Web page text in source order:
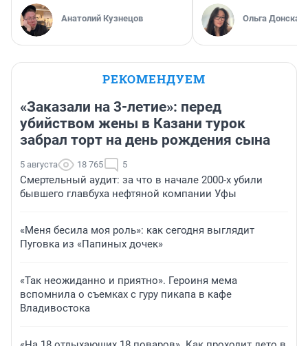
Анатолий Кузнецов Ольга Донская
РЕКОМЕНДУЕМ
«Заказали на 3-летие»: перед
убийством жены в Казани турок
забрал торт на день рождения сына
5 августа 18 765 5
Смертельный аудит: за что в начале 2000-х убили
бывшего главбуха нефтяной компании Уфы
«Меня бесила моя роль»: как сегодня выглядит
Пуговка из «Папиных дочек»
«Так неожиданно и приятно». Героиня мема
вспомнила о съемках с гуру пикапа в кафе
Владивостока